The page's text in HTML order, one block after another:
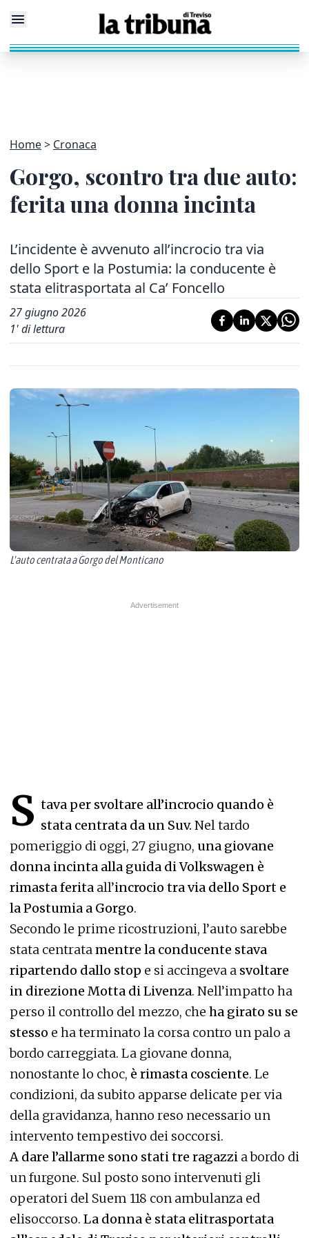
Home Cronaca
Gorgo, scontro tra due auto:
ferita una donna incinta
L’incidente è avvenuto all’incrocio tra via
dello Sport e la Postumia: la conducente è
stata elitrasportata al Ca’ Foncello
27 giugno 2026
1' di lettura
L'auto centrata a Gorgo del Monticano
S tava per svoltare all’incrocio quando è
stata centrata da un Suv. Nel tardo
pomeriggio di oggi, 27 giugno, una giovane
donna incinta alla guida di Volkswagen è
rimasta ferita all’incrocio tra via dello Sport e
la Postumia a Gorgo.
Secondo le prime ricostruzioni, l’auto sarebbe
stata centratamentre la conducente stava
ripartendo dallo stop e si accingeva a svoltare
in direzione Motta di Livenza. Nell’impatto ha
perso il controllo del mezzo, che ha girato su se
stesso e ha terminato la corsa contro un palo a
bordo carreggiata. La giovane donna,
nonostante lo choc, è rimasta cosciente. Le
condizioni, da subito apparse delicate per via
della gravidanza, hanno reso necessario un
intervento tempestivo dei soccorsi.
A dare l’allarme sono stati tre ragazzi a bordo di
un furgone. Sul posto sono intervenuti gli
operatori del Suem 118 con ambulanza ed
elisoccorso. La donna è stata elitrasportata